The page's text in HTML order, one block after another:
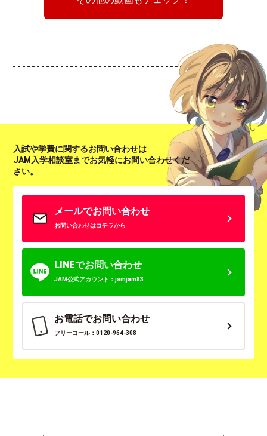
入試や学費に関するお問い合わせは
JAM入学相談室までお気軽にお問い合わせくだ
さい。
メールでお問い合わせ
お問い合わせはコチラから
LINEでお問い合わせ
JAM公式アカウント：jamjam83
お電話でお問い合わせ
フリーコール：0120-964-308